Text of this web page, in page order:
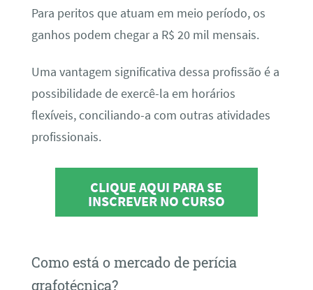
Para peritos que atuam em meio período, os
ganhos podem chegar a R$ 20 mil mensais.
Uma vantagem significativa dessa profissão é a
possibilidade de exercê-la em horários
flexíveis, conciliando-a com outras atividades
profissionais.
CLIQUE AQUI PARA SE
INSCREVER NO CURSO
Como está o mercado de perícia
grafotécnica?